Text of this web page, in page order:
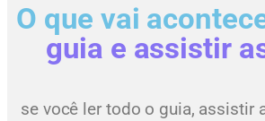
O que vai
guia e assistir
se você ler todo o guia, assistir